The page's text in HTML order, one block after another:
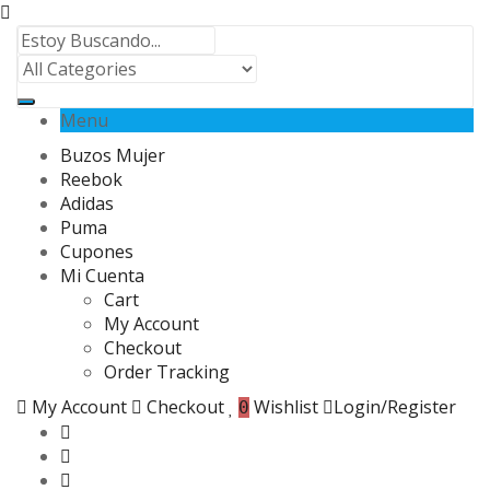
Menu
Buzos Mujer
Reebok
Adidas
Puma
Cupones
Mi Cuenta
Cart
My Account
Checkout
Order Tracking
My Account
Checkout 0 Wishlist Login/Register